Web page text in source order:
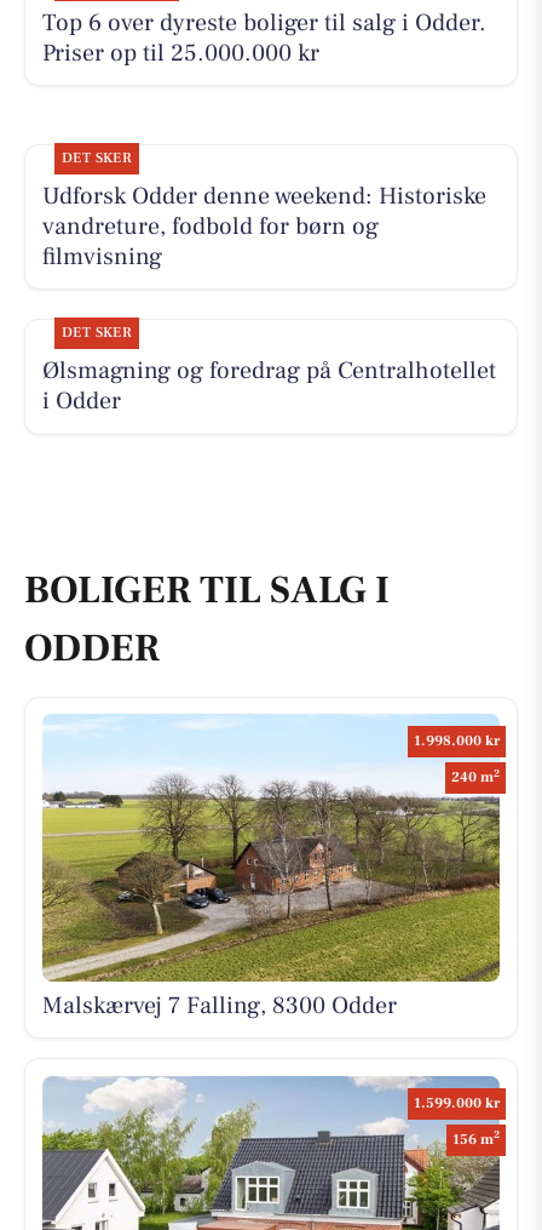
Top 6 over dyreste boliger til salg i Odder.
Priser op til 25.000.000 kr
DET SKER
Udforsk Odder denne weekend: Historiske
vandreture, fodbold for børn og
filmvisning
DET SKER
Ølsmagning og foredrag på Centralhotellet
i Odder
BOLIGER TIL SALG I
ODDER
1.998.000 kr
240 m2
Malskærvej 7 Falling, 8300 Odder
1.599.000 kr
156 m2